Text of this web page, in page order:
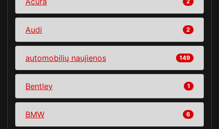
Audi 2
automobilių naujienos 149
Bentley 1
BMW 6